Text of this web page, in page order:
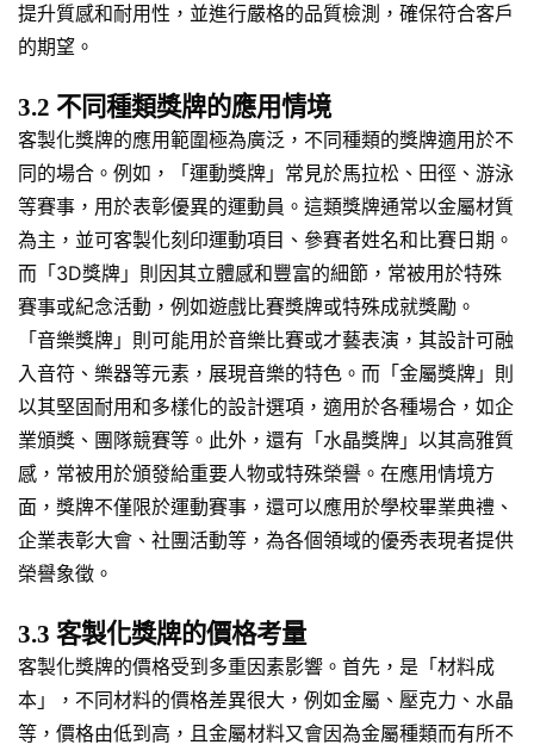
提升質感和耐用性，並進行嚴格的品質檢測，確保符合客戶
的期望。
3.2 不同種類獎牌的應用情境
客製化獎牌的應用範圍極為廣泛，不同種類的獎牌適用於不
同的場合。例如，「運動獎牌」常見於馬拉松、田徑、游泳
等賽事，用於表彰優異的運動員。這類獎牌通常以金屬材質
為主，並可客製化刻印運動項目、參賽者姓名和比賽日期。
而「3D獎牌」則因其立體感和豐富的細節，常被用於特殊
賽事或紀念活動，例如遊戲比賽獎牌或特殊成就獎勵。
「音樂獎牌」則可能用於音樂比賽或才藝表演，其設計可融
入音符、樂器等元素，展現音樂的特色。而「金屬獎牌」則
以其堅固耐用和多樣化的設計選項，適用於各種場合，如企
業頒獎、團隊競賽等。此外，還有「水晶獎牌」以其高雅質
感，常被用於頒發給重要人物或特殊榮譽。在應用情境方
面，獎牌不僅限於運動賽事，還可以應用於學校畢業典禮、
企業表彰大會、社團活動等，為各個領域的優秀表現者提供
榮譽象徵。
3.3 客製化獎牌的價格考量
客製化獎牌的價格受到多重因素影響。首先，是「材料成
本」，不同材料的價格差異很大，例如金屬、壓克力、水晶
等，價格由低到高，且金屬材料又會因為金屬種類而有所不